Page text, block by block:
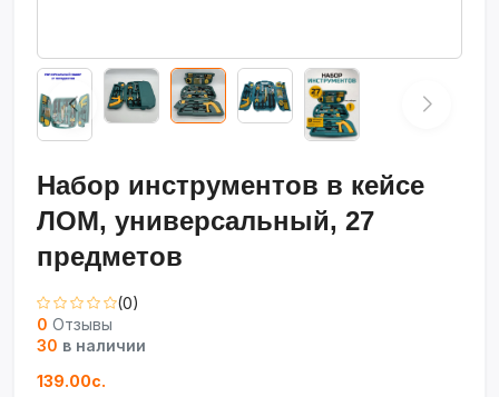
Набор инструментов в кейсе
ЛОМ, универсальный, 27
предметов
(0)
0 Отзывы
30 в наличии
139.00с.